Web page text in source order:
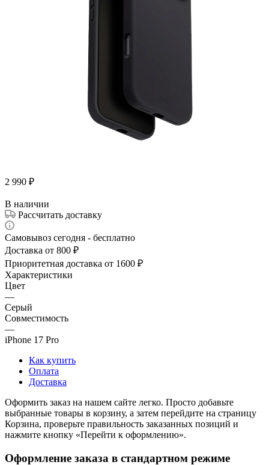
2 990 ₽
В наличии
Рассчитать доставку
Самовывоз сегодня - бесплатно
Доставка от 800 ₽
Приоритетная доставка от 1600 ₽
Характеристики
Цвет
—
Серый
Совместимость
—
iPhone 17 Pro
Как купить
Оплата
Доставка
Оформить заказ на нашем сайте легко. Просто добавьте
выбранные товары в корзину, а затем перейдите на страницу
Корзина, проверьте правильность заказанных позиций и
нажмите кнопку «Перейти к оформлению».
Оформление заказа в стандартном режиме